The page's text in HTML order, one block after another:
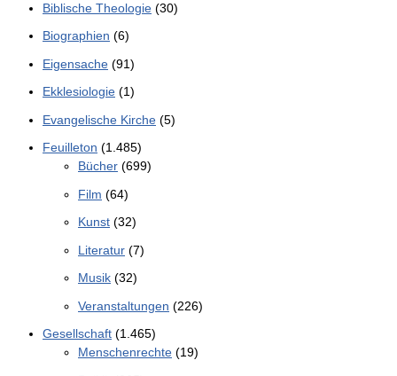
Biblische Theologie (30)
Biographien (6)
Eigensache (91)
Ekklesiologie (1)
Evangelische Kirche (5)
Feuilleton (1.485)
Bücher (699)
Film (64)
Kunst (32)
Literatur (7)
Musik (32)
Veranstaltungen (226)
Gesellschaft (1.465)
Menschenrechte (19)